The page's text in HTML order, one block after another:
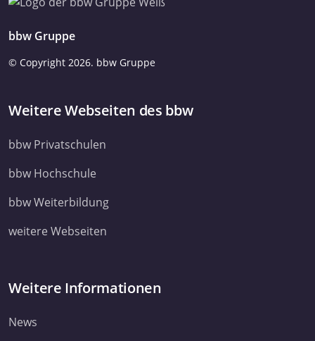
bbw Gruppe
© Copyright 2026. bbw Gruppe
Weitere Webseiten des bbw
bbw Privatschulen
bbw Hochschule
bbw Weiterbildung
weitere Webseiten
Weitere Informationen
News